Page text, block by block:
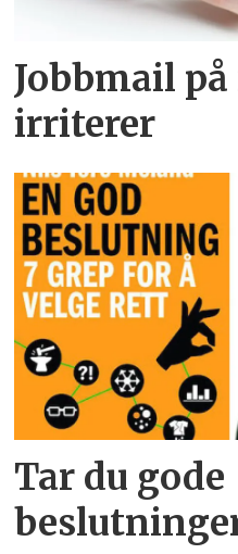
Jobbmail
irriterer
Tar du gode